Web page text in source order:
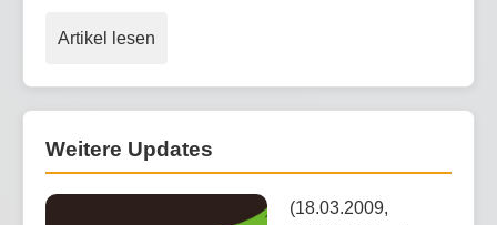
Artikel lesen
Weitere Updates
(18.03.2009,